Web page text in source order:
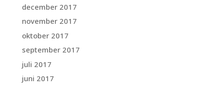
december 2017
november 2017
oktober 2017
september 2017
juli 2017
juni 2017